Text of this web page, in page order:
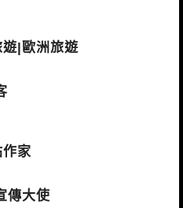
|歐洲旅遊
家
傳大使